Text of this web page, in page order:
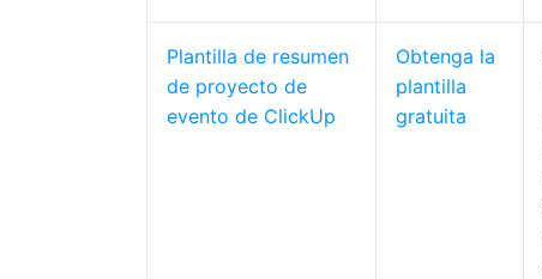
Plantilla de resumen
de proyecto de
evento de ClickUp
Obtenga la
plantilla
gratuita